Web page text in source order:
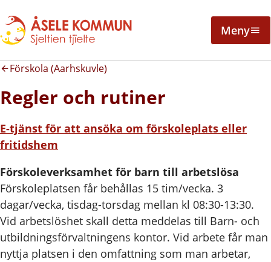
Meny
Förskola (Aarhskuvle)
Regler och rutiner
E-tjänst för att ansöka om förskoleplats eller
fritidshem
Förskoleverksamhet för barn till arbetslösa
Förskoleplatsen får behållas 15 tim/vecka. 3
dagar/vecka, tisdag-torsdag mellan kl 08:30-13:30.
Vid arbetslöshet skall detta meddelas till Barn- och
utbildningsförvaltningens kontor. Vid arbete får man
nyttja platsen i den omfattning som man arbetar,